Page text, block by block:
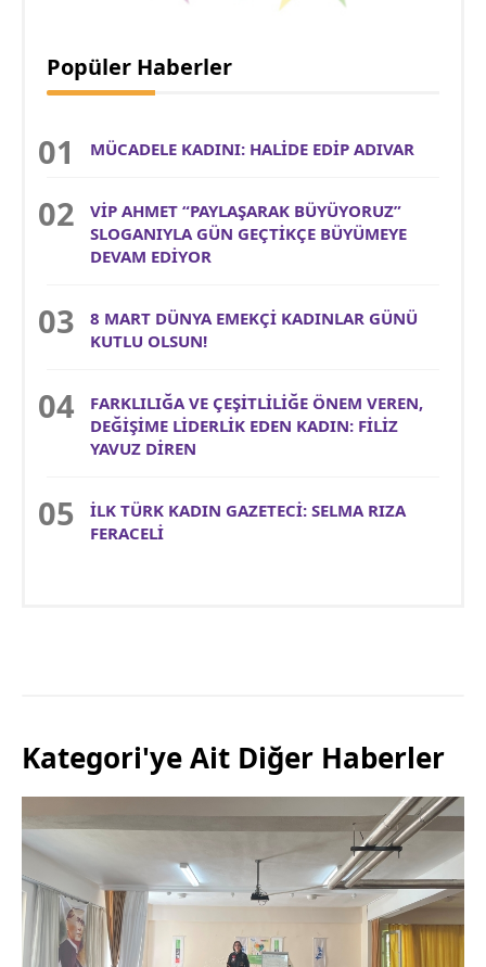
Popüler Haberler
MÜCADELE KADINI: HALİDE EDİP ADIVAR
VİP AHMET “PAYLAŞARAK BÜYÜYORUZ”
SLOGANIYLA GÜN GEÇTİKÇE BÜYÜMEYE
DEVAM EDİYOR
8 MART DÜNYA EMEKÇİ KADINLAR GÜNÜ
KUTLU OLSUN!
FARKLILIĞA VE ÇEŞİTLİLİĞE ÖNEM VEREN,
DEĞİŞİME LİDERLİK EDEN KADIN: FİLİZ
YAVUZ DİREN
İLK TÜRK KADIN GAZETECİ: SELMA RIZA
FERACELİ
Kategori'ye Ait Diğer Haberler